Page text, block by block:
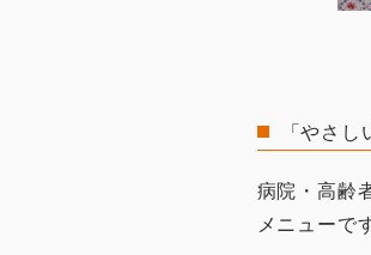
「やさ
病院・高齢
メニューで